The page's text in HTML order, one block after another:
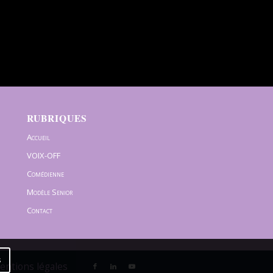
RUBRIQUES
Accueil
VOIX-OFF
Comédienne
Modèle Senior
Contact
légales